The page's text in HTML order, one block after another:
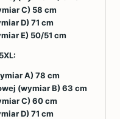
C) 58 cm
D) 71 cm
E) 50/51 cm
A) 78 cm
(wymiar B) 63 cm
C) 60 cm
D) 71 cm